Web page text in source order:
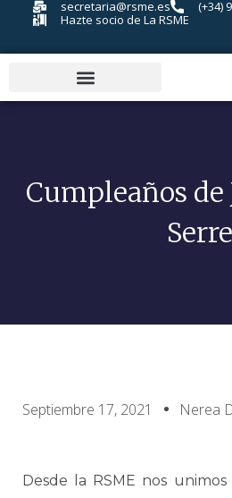
secretaria@rsme.es
(+34)
Hazte socio de La RSME
Cumpleaños de
Serre
Septiembre 17, 2021 Nerea
Desde la RSME nos